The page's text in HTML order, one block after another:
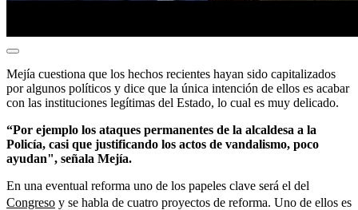
Mejía cuestiona que los hechos recientes hayan sido capitalizados
por algunos políticos y dice que la única intención de ellos es acabar
con las instituciones legítimas del Estado, lo cual es muy delicado.
“Por ejemplo los ataques permanentes de la alcaldesa a la
Policía, casi que justificando los actos de vandalismo, poco
ayudan", señala Mejía.
En una eventual reforma uno de los papeles clave será el del
Congreso y se habla de cuatro proyectos de reforma. Uno de ellos es